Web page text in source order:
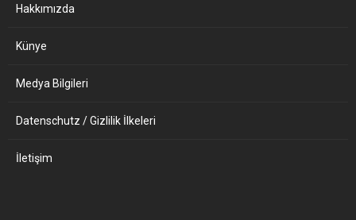
istismarlardan dolayı
sorumlu...
Hakkımızda
Künye
Medya Bilgileri
Datenschutz / Gizlilik İlkeleri
İletişim